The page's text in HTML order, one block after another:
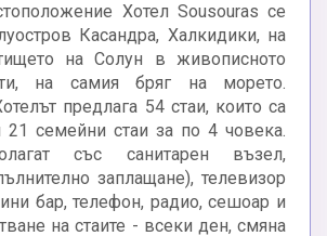
Хотел Sousouras се
Касандра, Халкидики, на
на Солун в живописното
на самия бряг на морето.
предлага 54 стаи, които са
21 семейни стаи за по 4 човека.
със санитарен възел,
заплащане), телевизор
бар, телефон, радио, сешоар и
на стаите - всеки ден, смяна